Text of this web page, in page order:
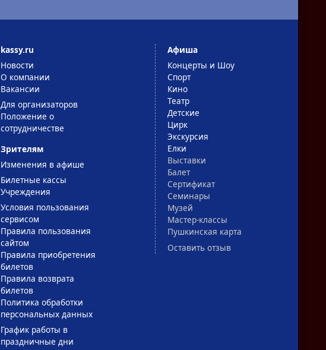
kassy.ru
Новости
О компании
Вакансии
Для организаторов
Положение о
сотрудничестве
Зрителям
Изменения в афише
Билетные кассы
Учреждения
Условия пользования
сервисом
Правила пользования
сайтом
Правила приобретения
билетов
Правила возврата
билетов
Политика обработки
персональных данных
График работы в
праздничные дни
Афиша
Концерты и Шоу
Спорт
Кино
Театр
Детские
Цирк
Экскурсия
Елки
Выставки
Балет
Сертификат
Семинары
Музей
Мастер-классы
Пушкинская карта
Оставить отзыв